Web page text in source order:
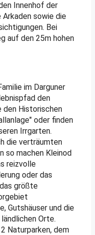
Innenhof der
sowie die
Bei
auf den 25m hohen
im Darguner
den
den Historischen
oder finden
Irrgarten.
die verträumten
so machen Kleinod
reizvolle
oder das
größte
Gutshäuser und die
Orte.
Naturparken, dem